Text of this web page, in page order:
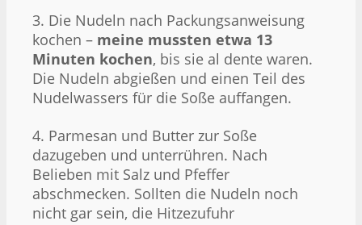
3. Die Nudeln nach Packungsanweisung
kochen – meine mussten etwa 13
Minuten kochen, bis sie al dente waren.
Die Nudeln abgießen und einen Teil des
Nudelwassers für die Soße auffangen.
4. Parmesan und Butter zur Soße
dazugeben und unterrühren. Nach
Belieben mit Salz und Pfeffer
abschmecken. Sollten die Nudeln noch
nicht gar sein, die Hitzezufuhr